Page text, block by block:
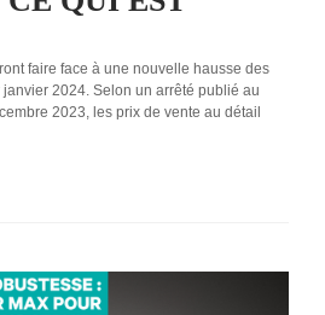
faire face à une nouvelle hausse des
2024. Selon un arrêté publié au
2023, les prix de vente au détail